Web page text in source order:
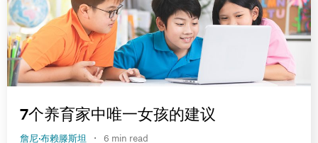
7个养育家中唯一女孩的建议
詹尼·布赖滕斯坦 · 6 min read